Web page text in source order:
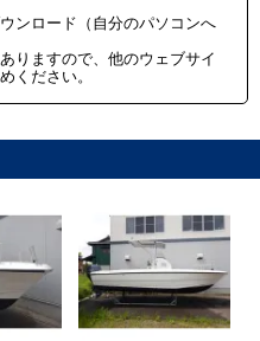
ンロード（自分のパソコンへ
りますので、他のウェブサイ
ください。